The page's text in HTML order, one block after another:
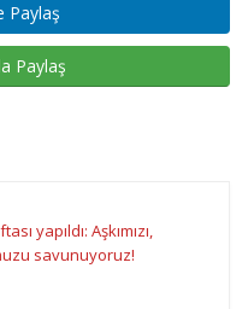
Paylaş
Paylaş
yapıldı: Aşkımızı,
savunuyoruz!